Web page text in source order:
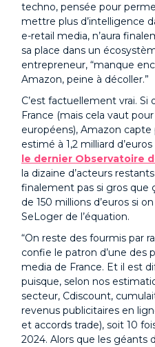
techno, pensée pour
mettre plus d’intelligence
e-retail media, n’aura
sa place dans un
entrepreneur, “manque
Amazon, peine à décoller.”
C’est factuellement vrai. Si
France (mais cela vaut
européens), Amazon capte
estimé à 1,2 milliard
le dernier Observatoire
la dizaine d’acteurs
finalement pas si gros que
de 150 millions d’euros si
SeLoger de l’équation.
“On reste des fourmis par
confie le patron d’une des
media de France. Et il est
puisque, selon nos
secteur, Cdiscount,
revenus publicitaires en
et accords trade), soit 10
2024. Alors que les géants